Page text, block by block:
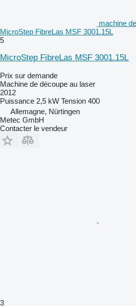
machine
MicroStep FibreLas MSF 3001.15L
5
MicroStep FibreLas MSF 3001.15L
Prix sur demande
Machine de découpe au laser
2012
Puissance 2,5 kW Tension 400
Allemagne, Nürtingen
Metec GmbH
Contacter le vendeur
3